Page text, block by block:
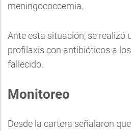
meningococcemia.
Ante esta situación, se realizó
profilaxis con antibióticos a
fallecido.
Monitoreo
Desde la cartera señalaron